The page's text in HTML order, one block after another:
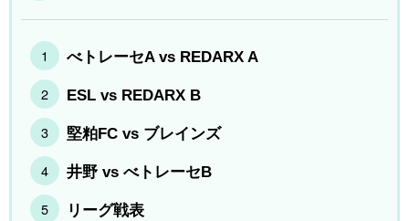
べトレーセA vs REDARX A
ESL vs REDARX B
堅粕FC vs ブレインズ
井野 vs べトレーセB
リーグ戦表